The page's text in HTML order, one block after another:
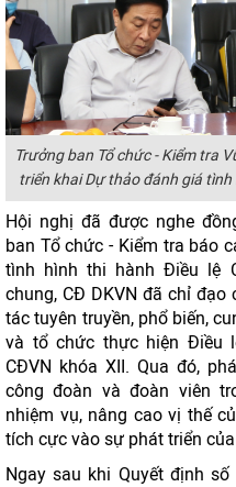
Trưởng ban Tổ chức - Kiểm tra
triển khai Dự thảo đánh giá
Hội nghị đã được nghe
ban Tổ chức - Kiểm tra báo
tình hình thi hành Điều lệ
chung, CĐ DKVN đã chỉ
tác tuyên truyền, phổ biến,
và tổ chức thực hiện Điều
CĐVN khóa XII. Qua đó,
công đoàn và đoàn viên
nhiệm vụ, nâng cao vị thế
tích cực vào sự phát triển
Ngay sau khi Quyết định